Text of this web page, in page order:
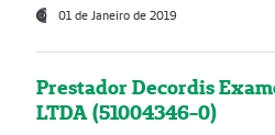
01 de Janeiro de 2019
Prestador Decordis
LTDA (51004346-0)